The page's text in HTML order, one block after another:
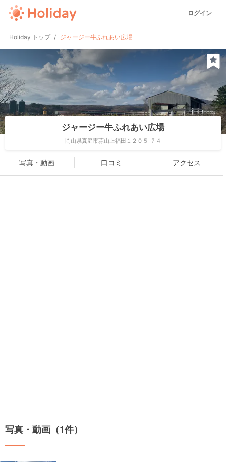
ログイン
Holiday トップ ジャージー牛ふれあい広場
ジャージー牛ふれあい広場
岡山県真庭市蒜山上福田１２０５-７４
写真・動画 口コミ アクセス
写真・動画（1件）